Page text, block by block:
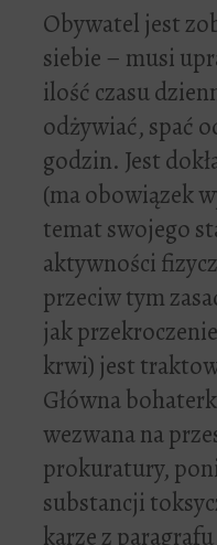
Obywatel jest
siebie – musi
ilość czasu
odżywiać, spać
godzin. Jest
(ma obowiązek
temat swojego
aktywności
przeciw tym
jak
krwi) jest
Główna
wezwana na
prokuratury,
substancji
karze z